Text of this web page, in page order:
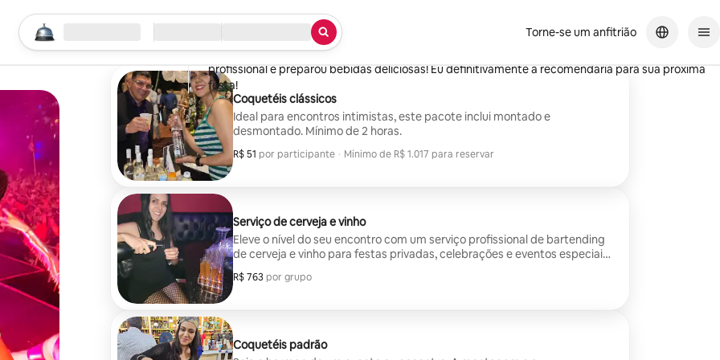
Comece sua busca
Local Check-in/CheckoutTipo de serviço Torne-se um anfitrião
Coquetéis clássicos
Ideal para encontros intimistas, este pacote inclui montado e
desmontado. Mínimo de 2 horas.
R$ 51 por participante
R$ 51 por participante · Mínimo de R$ 1.017 para reservar
Serviço de cerveja e vinho
Eleve o nível do seu encontro com um serviço profissional de bartending
de cerveja e vinho para festas privadas, celebrações e eventos especiais.
Seu barman servirá os hóspedes, manterá uma estação de bebidas
limpa e ajudará a criar uma experiência tranquila e acolhedora. Os
alcoólicas.
R$ 763 por grupo
R$ 763 por grupo
Coquetéis padrão
margaritas de amora foram um
março de 2026
Coquetéis exclusivos 🍸 oferece um ótimo atendimento por um preço razoável! Ela foi simpática e
profissional e preparou bebidas deliciosas! Eu definitivamente a recomendaria para sua próxima
festa!